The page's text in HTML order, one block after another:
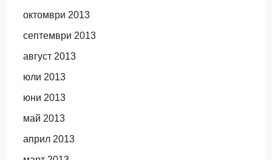
октомври 2013
септември 2013
август 2013
юли 2013
юни 2013
май 2013
април 2013